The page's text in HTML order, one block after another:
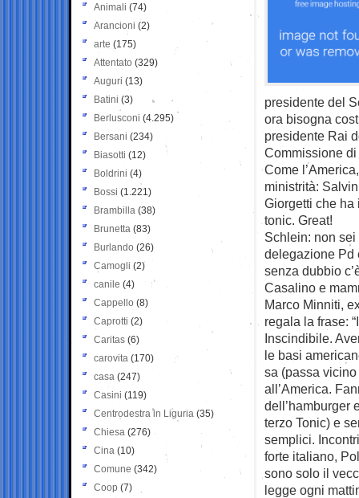
presidente del
ora bisogna
presidente Rai
Commissione di
Come
ministrità:
Giorgetti che ha
tonic. Great!
Schlein: non
delegazione Pd
senza dubbio
Casalino e
Marco Minniti,
regala la frase:
Inscindibile.
le basi
sa (passa
all’America.
dell’hamburger
terzo Tonic) e
semplici.
forte italiano,
sono solo il
legge ogni
Animali (74)
Arancioni (2)
arte (175)
Attentato (329)
Auguri (13)
Batini (3)
Berlusconi (4.295)
Bersani (234)
Biasotti (12)
Boldrini (4)
Bossi (1.221)
Brambilla (38)
Brunetta (83)
Burlando (26)
Camogli (2)
canile (4)
Cappello (8)
Caprotti (2)
Caritas (6)
carovita (170)
casa (247)
Casini (119)
Centrodestra in Liguria (35)
Chiesa (276)
Cina (10)
Comune (342)
Coop (7)